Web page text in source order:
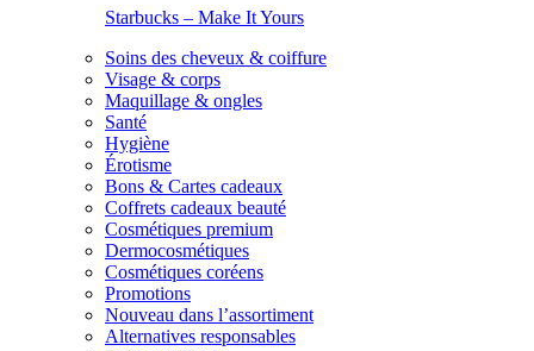
Starbucks – Make It Yours
Soins des cheveux & coiffure
Visage & corps
Maquillage & ongles
Santé
Hygiène
Érotisme
Bons & Cartes cadeaux
Coffrets cadeaux beauté
Cosmétiques premium
Dermocosmétiques
Cosmétiques coréens
Promotions
Nouveau dans l’assortiment
Alternatives responsables